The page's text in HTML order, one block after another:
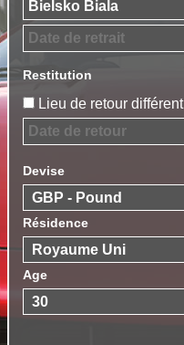
Restitution
Lieu de retour différent
Devise
Résidence
Age